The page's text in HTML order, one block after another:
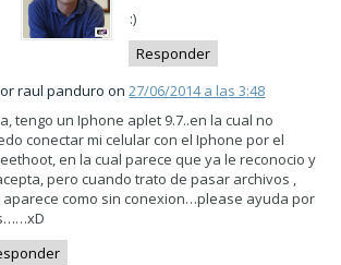
:)
Responder
raul panduro on27/06/2014 a las 3:48
tengo un Iphone aplet 9.7..en la cual no
conectar mi celular con el Iphone por el
en la cual parece que ya le reconocio y
pero cuando trato de pasar archivos ,
aparece como sin conexion…please ayuda por